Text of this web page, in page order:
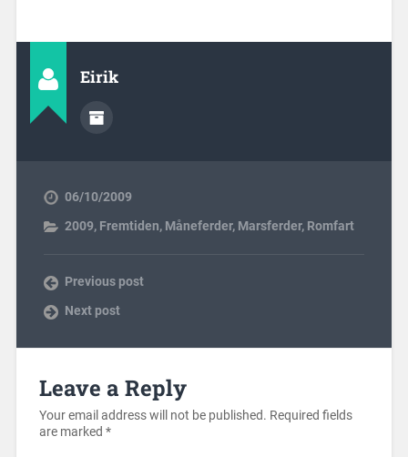
Eirik
06/10/2009
2009, Fremtiden, Måneferder, Marsferder, Romfart
Previous post
Next post
Leave a Reply
Your email address will not be published. Required fields
are marked *